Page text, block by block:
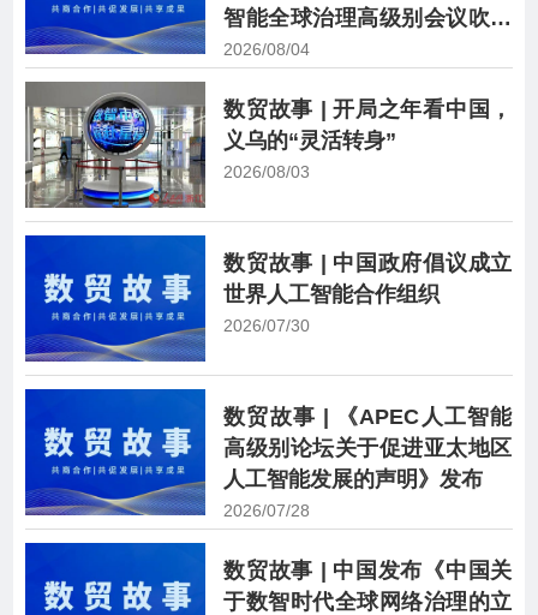
智能全球治理高级别会议吹风
会
2026/08/04
数贸故事 | 开局之年看中国，
义乌的“灵活转身”
2026/08/03
数贸故事 | 中国政府倡议成立
世界人工智能合作组织
2026/07/30
数贸故事 | 《APEC人工智能
高级别论坛关于促进亚太地区
人工智能发展的声明》发布
2026/07/28
数贸故事 | 中国发布《中国关
于数智时代全球网络治理的立